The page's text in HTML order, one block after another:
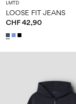
LMTD
LOOSE FIT JEANS
CHF 42,90